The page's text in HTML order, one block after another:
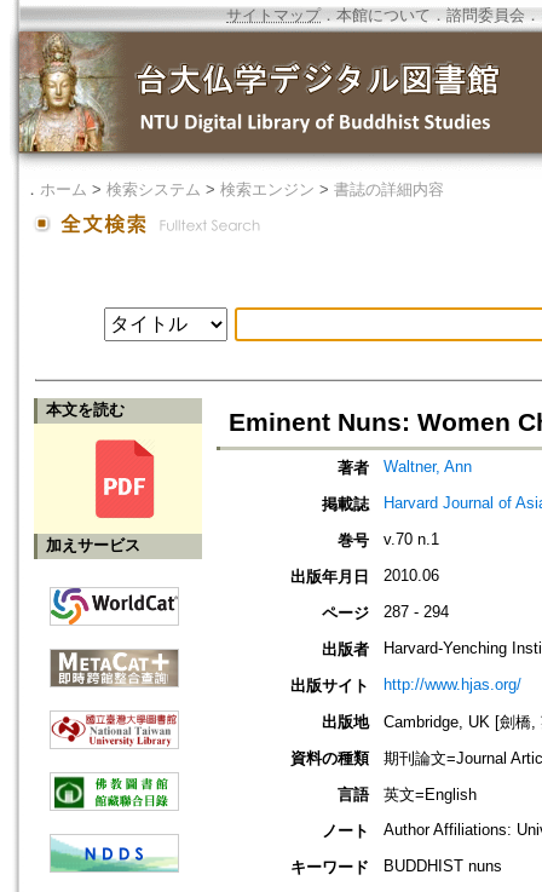
サイトマップ．本館について ． 諮問委員会 ．
． ホーム > 検索システム > 検索エンジン > 書誌の詳細内容
本文を読む
加えサービス
Eminent Nuns: Women
著者 Waltner, Ann
掲載誌 Harvard Journal of
巻号 v.70 n.1
出版年月日 2010.06
ページ 287 - 294
出版者 Harvard-Yenching
出版サイト http://www.hjas.org/
出版地
Cambridge, UK [劍橋,
資料の種類
期刊論文=Journal
言語
英文=English
ノート
Author Affiliations:
キーワード BUDDHIST nuns